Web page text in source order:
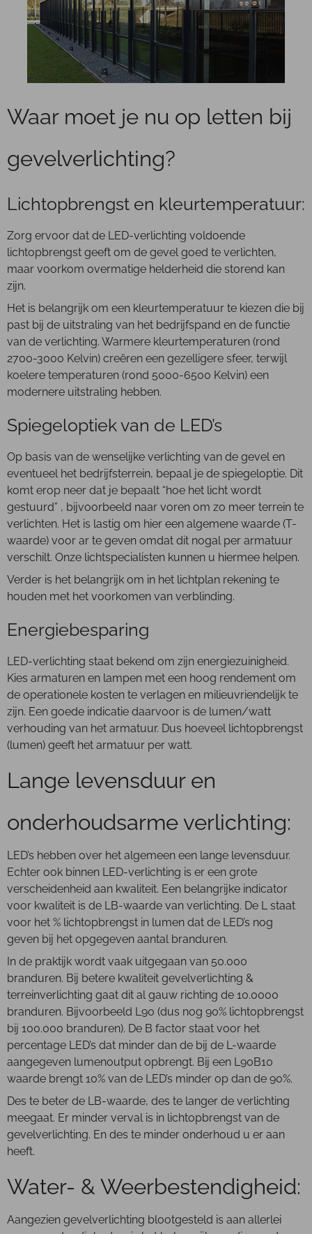
Waar moet je nu op letten bij
gevelverlichting?
Lichtopbrengst en kleurtemperatuur:
Zorg ervoor dat de LED-verlichting voldoende
lichtopbrengst geeft om de gevel goed te verlichten,
maar voorkom overmatige helderheid die storend kan
zijn.
Het is belangrijk om een kleurtemperatuur te kiezen die bij
past bij de uitstraling van het bedrijfspand en de functie
van de verlichting. Warmere kleurtemperaturen (rond
2700-3000 Kelvin) creëren een gezelligere sfeer, terwijl
koelere temperaturen (rond 5000-6500 Kelvin) een
modernere uitstraling hebben.
Spiegeloptiek van de LED’s
Op basis van de wenselijke verlichting van de gevel en
eventueel het bedrijfsterrein, bepaal je de spiegeloptie. Dit
komt erop neer dat je bepaalt “hoe het licht wordt
gestuurd” , bijvoorbeeld naar voren om zo meer terrein te
verlichten. Het is lastig om hier een algemene waarde (T-
waarde) voor ar te geven omdat dit nogal per armatuur
verschilt. Onze lichtspecialisten kunnen u hiermee helpen.
Verder is het belangrijk om in het lichtplan rekening te
houden met het voorkomen van verblinding.
Energiebesparing
LED-verlichting staat bekend om zijn energiezuinigheid.
Kies armaturen en lampen met een hoog rendement om
de operationele kosten te verlagen en milieuvriendelijk te
zijn. Een goede indicatie daarvoor is de lumen/watt
verhouding van het armatuur. Dus hoeveel lichtopbrengst
(lumen) geeft het armatuur per watt.
Lange levensduur en
onderhoudsarme verlichting:
LED’s hebben over het algemeen een lange levensduur.
Echter ook binnen LED-verlichting is er een grote
verscheidenheid aan kwaliteit. Een belangrijke indicator
voor kwaliteit is de LB-waarde van verlichting. De L staat
voor het % lichtopbrengst in lumen dat de LED’s nog
geven bij het opgegeven aantal branduren.
In de praktijk wordt vaak uitgegaan van 50.000
branduren. Bij betere kwaliteit gevelverlichting &
terreinverlichting gaat dit al gauw richting de 10.0000
branduren. Bijvoorbeeld L90 (dus nog 90% lichtopbrengst
bij 100.000 branduren). De B factor staat voor het
percentage LED’s dat minder dan de bij de L-waarde
aangegeven lumenoutput opbrengt. Bij een L90B10
waarde brengt 10% van de LED’s minder op dan de 90%.
Des te beter de LB-waarde, des te langer de verlichting
meegaat. Er minder verval is in lichtopbrengst van de
gevelverlichting. En des te minder onderhoud u er aan
heeft.
Water- & Weerbestendigheid:
Aangezien gevelverlichting blootgesteld is aan allerlei